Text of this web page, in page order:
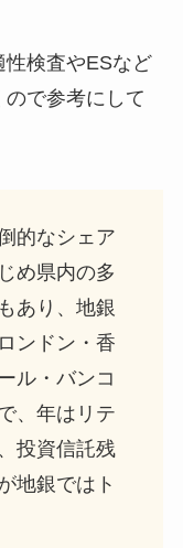
検査やESなど
で参考にして
的なシェア
め県内の多
あり、地銀
ンドン・香
ル・バンコ
、年はリテ
投資信託残
地銀ではト